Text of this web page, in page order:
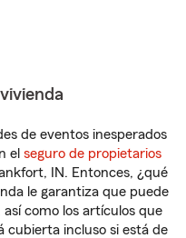
de eventos inesperados
el seguro de propietarios
IN. Entonces, ¿qué
le garantiza que puede
como los artículos que
cubierta incluso si está de